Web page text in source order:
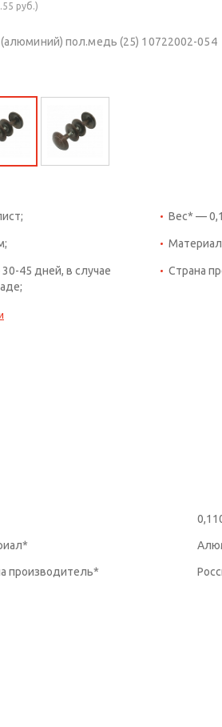
руб.)
(алюминий) пол.медь (25) 10722002-054
Вес* —
45 дней, в случае
Страна
производитель*